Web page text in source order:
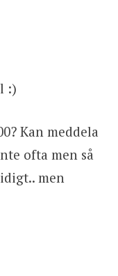
:)
Kan meddela
ofta men så
men